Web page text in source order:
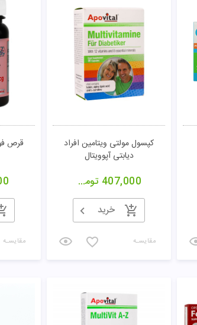
کپسول مولتی ویتامین افراد
دیابتی آپوویتال
407,000 تومان
خرید
مقایسـه
قرص
مقایسـه